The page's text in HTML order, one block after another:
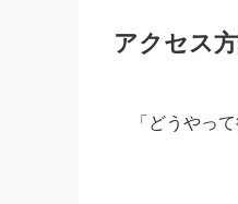
アクセス
「どうやっ